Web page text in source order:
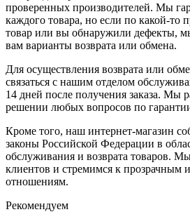
проверенных производителей. Мы
каждого товара, но если по какой-то
товар или вы обнаружили дефекты,
вам варианты возврата или обмена.
Для осуществления возврата или
связаться с нашим отделом
14 дней после получения заказа. Мы
решении любых вопросов по
Кроме того, наш интернет-магазин
законы Российской Федерации в
обслуживания и возврата товаров.
клиентов и стремимся к прозрачным
отношениям.
Рекомендуем